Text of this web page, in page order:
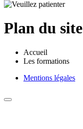
Plan du site
Accueil
Les formations
Mentions légales